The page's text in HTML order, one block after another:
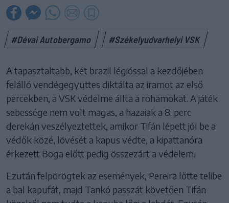
#Dévai Autobergamo #Székelyudvarhelyi VSK
A tapasztaltabb, két brazil légióssal a kezdőjében
felálló vendégegyüttes diktálta az iramot az első
percekben, a VSK védelme állta a rohamokat. A játék
sebessége nem volt magas, a hazaiak a 8. perc
derekán veszélyeztettek, amikor Tifán lépett jól be a
védők közé, lövését a kapus védte, a kipattanóra
érkezett Boga előtt pedig összezárt a védelem.
Ezután felpörögtek az események, Pereira lőtte telibe
a bal kapufát, majd Tankó passzát követően Tifán